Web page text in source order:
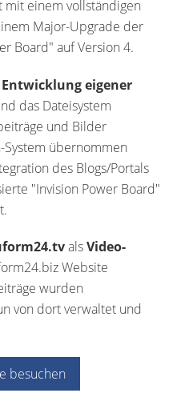
mit einem vollständigen
Major-Upgrade der
Board" auf Version 4.
Entwicklung eigener
das Dateisystem
und Bilder
übernommen
des Blogs/Portals
"Invision Power Board"
alsVideo-
Website
wurden
von dort verwaltet und
besuchen